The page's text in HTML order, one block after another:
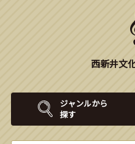
西新井文
ジャンルから
探す